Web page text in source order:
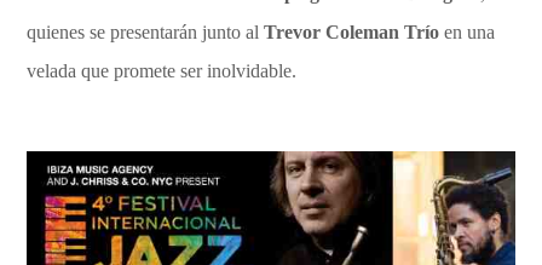
quienes se presentarán junto alTrevor Coleman Trío en una
velada que promete ser inolvidable.